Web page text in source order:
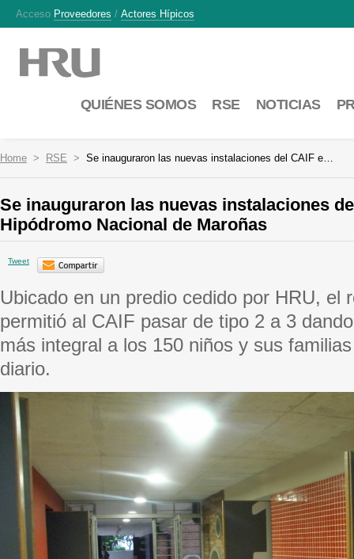
Acceso Proveedores / Actores Hípicos
QUIÉNES SOMOS RSE NOTICIAS
Home RSE Se inauguraron las nuevas instalaciones del CAIF e…
Se inauguraron las nuevas instalaciones
Hipódromo Nacional de Maroñas
Tweet
Ubicado en un predio cedido por HRU, el
permitió al CAIF pasar de tipo 2 a 3
más integral a los 150 niños y sus
diario.